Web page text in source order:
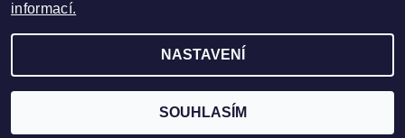
Podle zákona o evidenci tržeb
je prodávající povinen
Zároveň je povinen
informací.
NASTAVENÍ
SOUHLASÍM